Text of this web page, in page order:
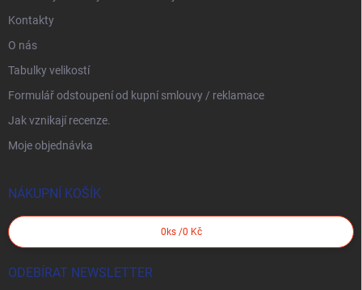
Kontakty
O nás
Tabulky velikostí
Formulář odstoupení od kupní smlouvy / reklamace
Jak vznikají recenze.
Moje objednávka
NÁKUPNÍ KOŠÍK
0 ks /0 Kč
ODEBÍRAT NEWSLETTER